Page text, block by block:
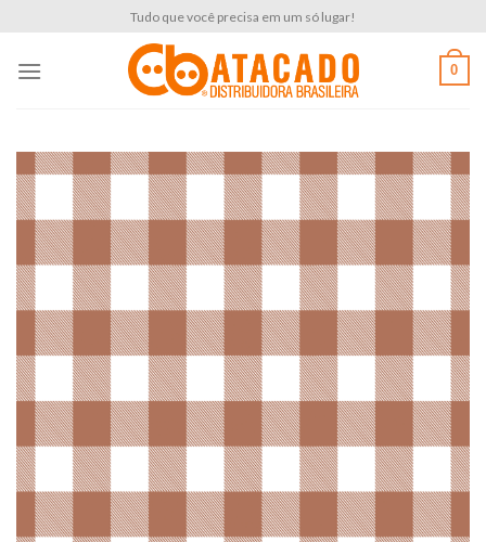
content
Tudo que você precisa em um só lugar!
0